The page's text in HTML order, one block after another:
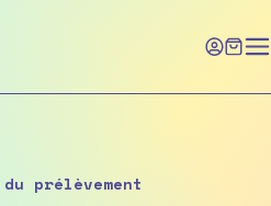
prélèvement